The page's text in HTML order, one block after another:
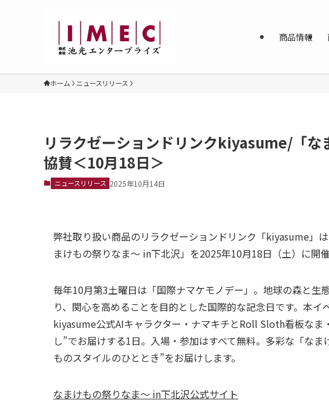
商品情報
ホーム ニュースリリース
リラクゼーションドリンクkiyasume/「な
協賛＜10月18日＞
ニュースリリース 2025年10月14日
弊社取り扱い商品のリラクゼーションドリンク「kiyasume」
まけもの祭りなま～ in下北沢」を2025年10月18日（土）に開催
毎年10月第3土曜日は「国際ナマケモノデー」。地球の森と生
り、関心を高めることを目的とした国際的な記念日です。本イ
kiyasume公式AIキャラクター・ナマキチとRoll Sloth看板なま
し”でお届けする1日。入場・参加はすべて無料。多彩な「な
ものスタイルのひととき”をお届けします。
なまけもの祭りなま～ in下北沢公式サイト